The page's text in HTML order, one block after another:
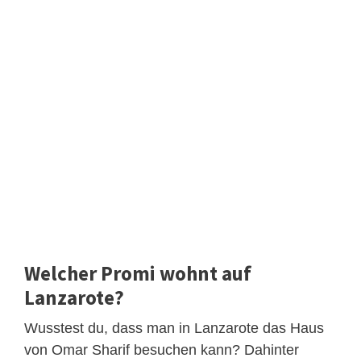
Welcher Promi wohnt auf
Lanzarote?
Wusstest du, dass man in Lanzarote das Haus
von Omar Sharif besuchen kann? Dahinter